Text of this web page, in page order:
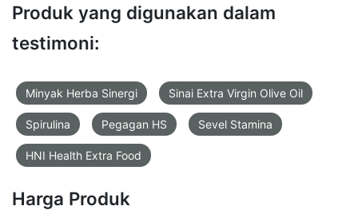
Produk yang digunakan dalam
testimoni:
Minyak Herba Sinergi Sinai Extra Virgin Olive Oil
Spirulina Pegagan HS Sevel Stamina
HNI Health Extra Food
Harga Produk